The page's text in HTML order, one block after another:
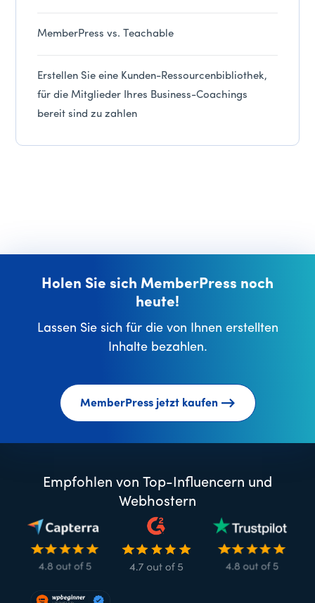
MemberPress vs. Teachable
Erstellen Sie eine Kunden-Ressourcenbibliothek,
für die Mitglieder Ihres Business-Coachings
bereit sind zu zahlen
Holen Sie sich MemberPress noch
heute!
Lassen Sie sich für die von Ihnen erstellten
Inhalte bezahlen.
MemberPress jetzt kaufen
Empfohlen von Top-Influencern und
Webhostern